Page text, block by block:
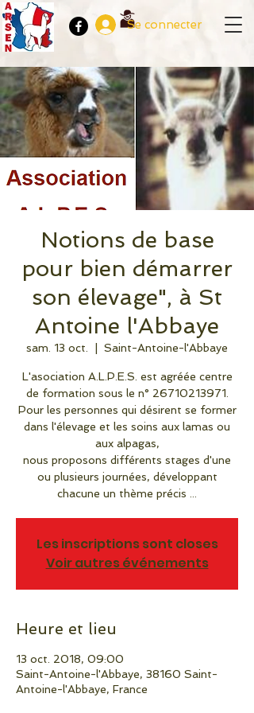
Se connecter
Notions de base
pour bien démarrer
son élevage", à St
Antoine l'Abbaye
sam. 13 oct. Saint-Antoine-l'Abbaye
L'asociation A.L.P.E.S. est agréée centre
de formation sous le n° 26710213971.
Pour les personnes qui désirent se former
dans l'élevage et les soins aux lamas ou
aux alpagas,
nous proposons différents stages d'une
ou plusieurs journées, développant
chacune un thème précis ...
Les inscriptions sont closes
Voir autres événements
Heure et lieu
13 oct. 2018, 09:00
Saint-Antoine-l'Abbaye, 38160 Saint-
Antoine-l'Abbaye, France